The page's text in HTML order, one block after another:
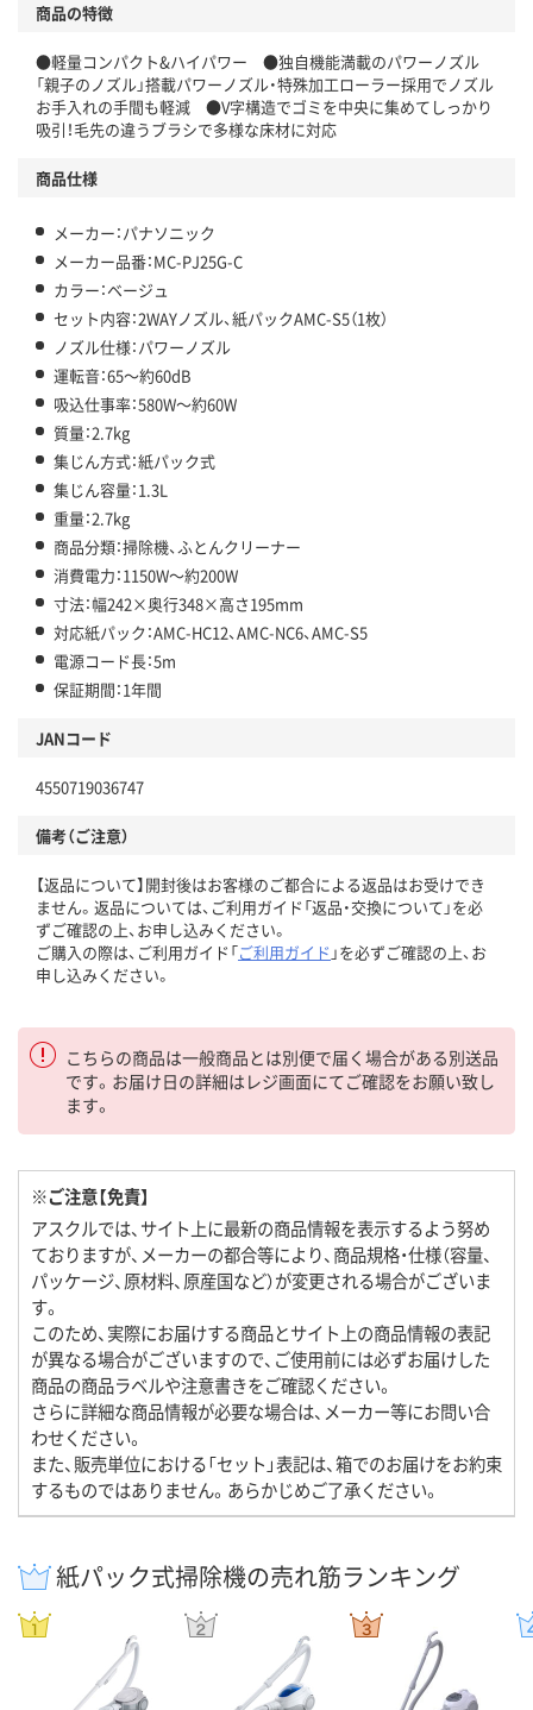
商品の特徴
●軽量コンパクト&ハイパワー ●独自機能満載のパワーノズル
「親子のノズル」搭載パワーノズル・特殊加工ローラー採用でノズル
お手入れの手間も軽減 ●V字構造でゴミを中央に集めてしっかり
吸引！毛先の違うブラシで多様な床材に対応
商品仕様
メーカー：パナソニック
メーカー品番：MC-PJ25G-C
カラー：ベージュ
セット内容：2WAYノズル、紙パックAMC-S5（1枚）
ノズル仕様：パワーノズル
運転音：65～約60dB
吸込仕事率：580W～約60W
質量：2.7kg
集じん方式：紙パック式
集じん容量：1.3L
重量：2.7kg
商品分類：掃除機、ふとんクリーナー
消費電力：1150W～約200W
寸法：幅242×奥行348×高さ195mm
対応紙パック：AMC-HC12、AMC-NC6、AMC-S5
電源コード長：5m
保証期間：1年間
JANコード
4550719036747
備考（ご注意）
【返品について】開封後はお客様のご都合による返品はお受けでき
ません。返品については、ご利用ガイド「返品・交換について」を必
ずご確認の上、お申し込みください。
ご購入の際は、ご利用ガイド「ご利用ガイド 」を必ずご確認の上、お
申し込みください。
こちらの商品は一般商品とは別便で届く場合がある別送品
です。お届け日の詳細はレジ画面にてご確認をお願い致し
ます。
※ご注意【免責】
アスクルでは、サイト上に最新の商品情報を表示するよう努め
ておりますが、メーカーの都合等により、商品規格・仕様（容量、
パッケージ、原材料、原産国など）が変更される場合がございま
す。
このため、実際にお届けする商品とサイト上の商品情報の表記
が異なる場合がございますので、ご使用前には必ずお届けした
商品の商品ラベルや注意書きをご確認ください。
さらに詳細な商品情報が必要な場合は、メーカー等にお問い合
わせください。
また、販売単位における「セット」表記は、箱でのお届けをお約束
するものではありません。あらかじめご了承ください。
紙パック式掃除機の売れ筋ランキング